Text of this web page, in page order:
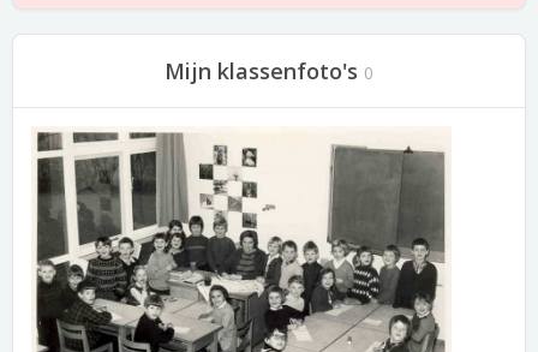
Mijn klassenfoto's 0